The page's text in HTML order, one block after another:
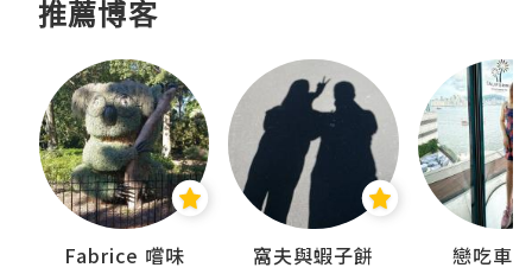
推薦博客
Fabrice 嚐味 窩夫與蝦子餅 戀吃車